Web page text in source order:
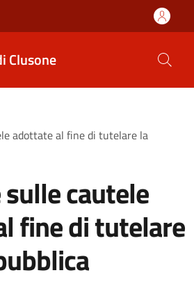
Clusone
adottate al fine di tutelare la
cautele
fine di tutelare